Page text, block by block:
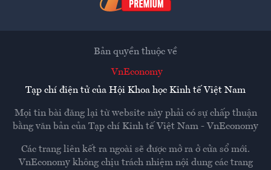
Bản quyền thuộc về
VnEconomy
Tạp chí điện tử của Hội Khoa học Kinh tế Việt Nam
Mọi tin bài đăng lại từ website này phải có sự chấp thuận
bằng văn bản của Tạp chí Kinh tế Việt Nam - VnEconomy
Các trang liên kết ra ngoài sẽ được mở ra ở cửa sổ mới.
VnEconomy không chịu trách nhiệm nội dung các trang